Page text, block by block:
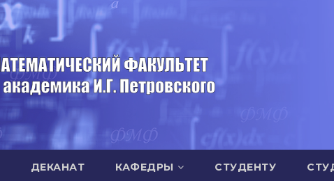
ДЕКАНАТ КАФЕДРЫ СТУДЕНТУ